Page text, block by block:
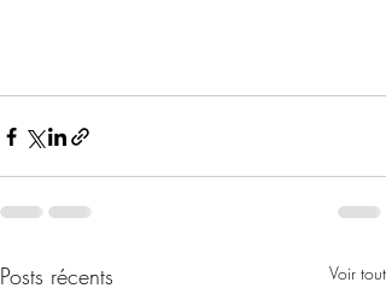
Posts récents Voir tout